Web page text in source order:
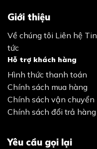
Giới thiệu
Về chúng tôi Liên hệ Tin
tức
Hỗ trợ khách hàng
Hình thức thanh toán
Chính sách mua hàng
Chính sách vận chuyển
Chính sách đổi trả hàng
Yêu cầu gọi lại